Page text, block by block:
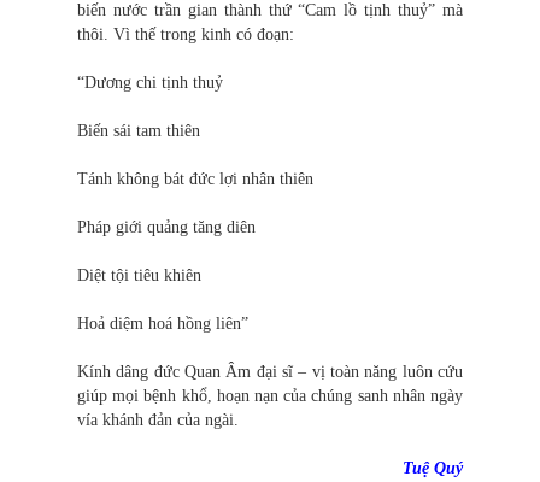
biến nước trần gian thành thứ “Cam lồ tịnh thuỷ” mà
thôi. Vì thế trong kinh có đoạn:
“Dương chi tịnh thuỷ
Biến sái tam thiên
Tánh không bát đức lợi nhân thiên
Pháp giới quảng tăng diên
Diệt tội tiêu khiên
Hoả diệm hoá hồng liên”
Kính dâng đức Quan Âm đại sĩ – vị toàn năng luôn cứu
giúp mọi bệnh khổ, hoạn nạn của chúng sanh nhân ngày
vía khánh đản của ngài.
Tuệ Quý